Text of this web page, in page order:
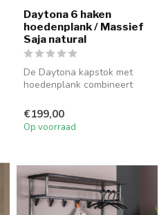
Daytona 6 haken
hoedenplank / Massief
Saja natural
De Daytona kapstok met
hoedenplank combineert
met een ...
€199,00
Op voorraad